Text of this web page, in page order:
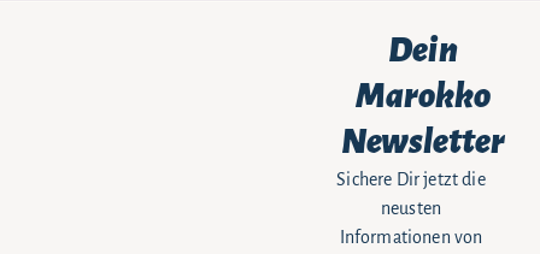
Dein
Marokko
Newsletter
Sichere Dir jetzt die
neusten
Informationen von